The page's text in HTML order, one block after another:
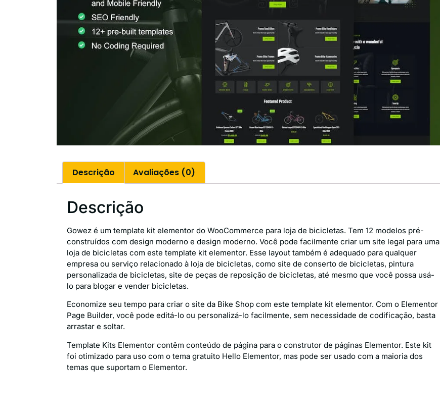
Descrição Avaliações (0)
Descrição
Gowez é um template kit elementor do WooCommerce para loja de bicicletas. Tem 12 modelos pré-
construídos com design moderno e design moderno. Você pode facilmente criar um site legal para uma
loja de bicicletas com este template kit elementor. Esse layout também é adequado para qualquer
empresa ou serviço relacionado à loja de bicicletas, como site de conserto de bicicletas, pintura
personalizada de bicicletas, site de peças de reposição de bicicletas, até mesmo que você possa usá-
lo para blogar e vender bicicletas.
Economize seu tempo para criar o site da Bike Shop com este template kit elementor. Com o Elementor
Page Builder, você pode editá-lo ou personalizá-lo facilmente, sem necessidade de codificação, basta
arrastar e soltar.
Template Kits Elementor contêm conteúdo de página para o construtor de páginas Elementor. Este kit
foi otimizado para uso com o tema gratuito Hello Elementor, mas pode ser usado com a maioria dos
temas que suportam o Elementor.